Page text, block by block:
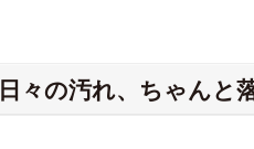
日々の汚れ、ちゃんと